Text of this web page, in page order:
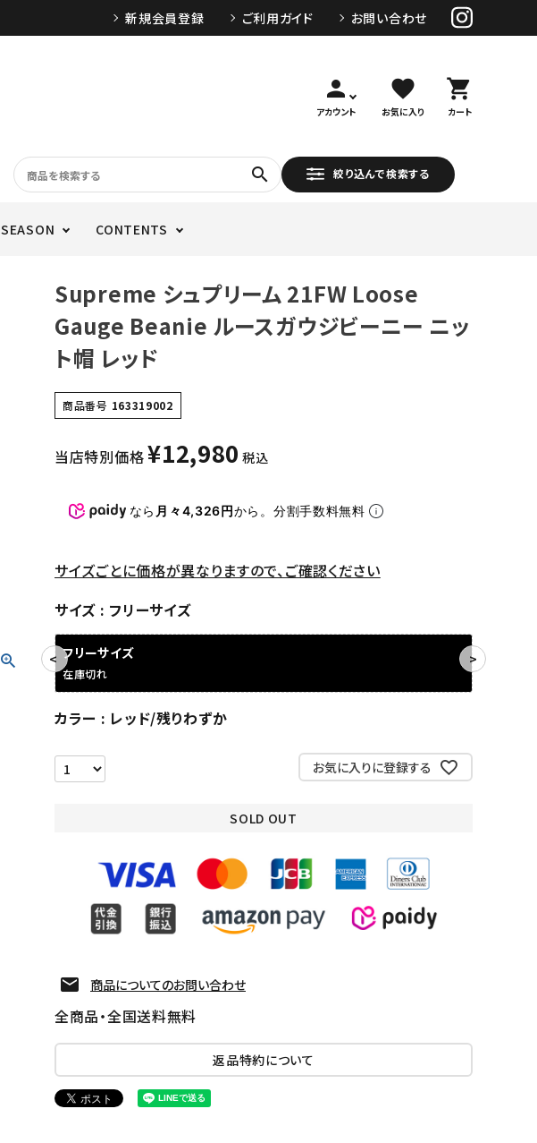
新規会員登録 ご利用ガイド お問い合わせ
person
アカウント
favorite
お気に入り
shopping_cart
カート
search 絞り込んで検索する
SEASON CONTENTS
Supreme シュプリーム 21FW Loose
Gauge Beanie ルースガウジビーニー ニッ
ト帽 レッド
商品番号 163319002
当店特別価格¥12,980 税込
なら 月々4,326円から。分割手数料無料
サイズごとに価格が異なりますので、ご確認ください
サイズ
フリーサイズ
フリーサイズ
在庫切れ
カラー レッド/残りわずか
お気に入りに登録する
SOLD OUT
商品についてのお問い合わせ
全商品・全国送料無料
返品特約について